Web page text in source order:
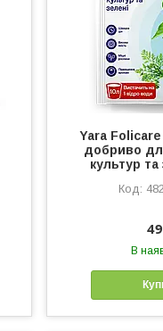
Yara
добриво
культур та
В